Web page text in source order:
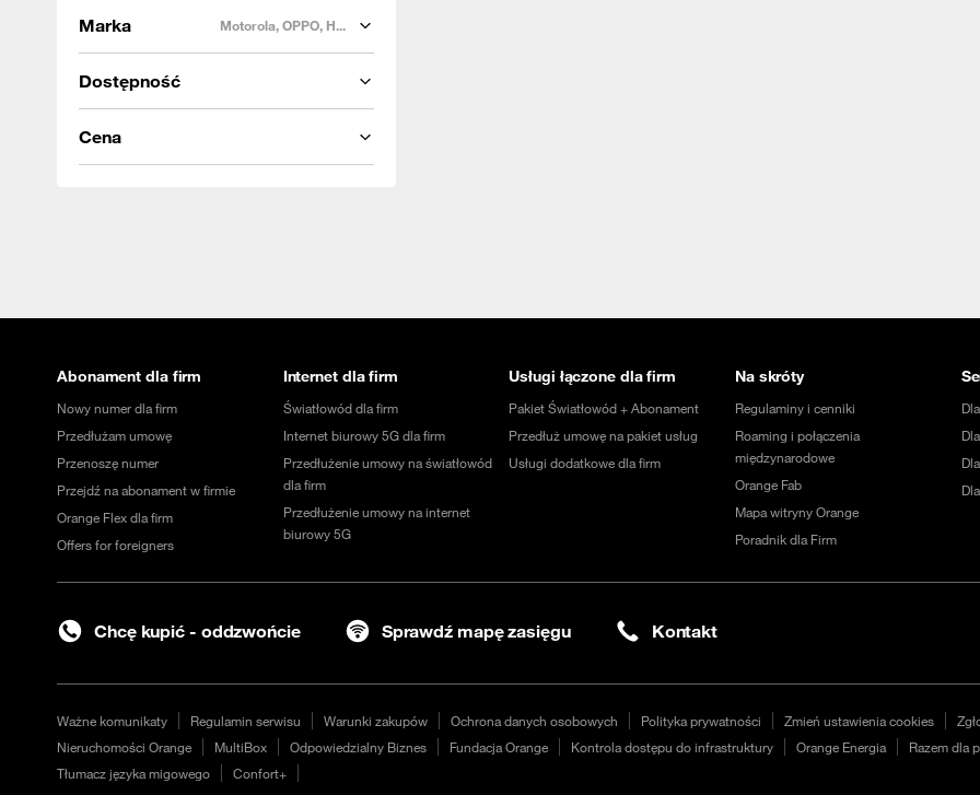
Marka Motorola, OPPO, H...
Dostępność
Cena
Abonament dla firm
Nowy numer dla firm
Przedłużam umowę
Przenoszę numer
Przejdź na abonament w firmie
Orange Flex dla firm
Offers for foreigners
Internet dla firm
Światłowód dla firm
Internet biurowy 5G dla firm
Przedłużenie umowy na światłowód
dla firm
Przedłużenie umowy na internet
biurowy 5G
Usługi łączone dla firm
Pakiet Światłowód + Abonament
Przedłuż umowę na pakiet usług
Usługi dodatkowe dla firm
Na skróty
Regulaminy i cenniki
Roaming i połączenia
międzynarodowe
Orange Fab
Mapa witryny Orange
Poradnik dla Firm
Chcę kupić - oddzwońcie Sprawdź mapę zasięgu Kontakt
Ważne komunikaty Regulamin serwisu Warunki zakupów Ochrona danych osobowych Polityka prywatności Zmień ustawienia cookies
Nieruchomości Orange
MultiBox Odpowiedzialny Biznes Fundacja Orange Kontrola dostępu do infrastruktury Orange Energia Razem dla
Tłumacz języka migowego
Confort+